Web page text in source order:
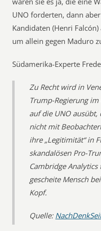
UNO forderten, dann
Kandidaten (Henri
um allein gegen Maduro
Südamerika-Experte
Zu Recht wird in
Trump-Regierung
auf die UNO ausübt,
nicht mit
ihre „Legitimität“ in
skandalösen Pro-
Cambridge
gescheite Mensch
Kopf.
Quelle: